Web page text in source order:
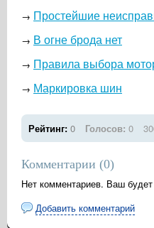
→ Простейшие
→ В огне брода нет
→ Правила выбора
→ Маркировка шин
Рейтинг: 0 Голосов: 0
Комментарии (0)
Нет комментариев. Ваш
Добавить комментарий